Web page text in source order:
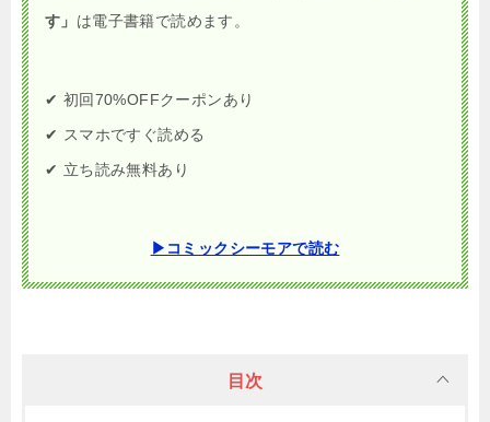
す」 は電子書籍で読めます。
✔ 初回70%OFFクーポンあり
✔ スマホですぐ読める
✔ 立ち読み無料あり
▶コミックシーモアで読む
目次